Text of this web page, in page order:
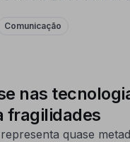
Comunicação
nas
fragilidades
quase